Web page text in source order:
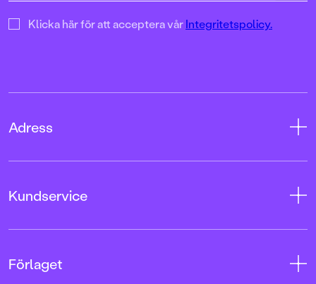
Klicka här för att acceptera vårIntegritetspolicy.
Adress
103 12 Stockholm
Kundservice
Kundservice
Förlaget